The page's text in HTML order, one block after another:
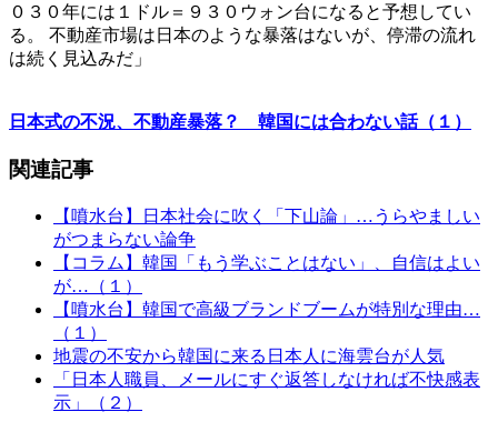
０３０年には１ドル＝９３０ウォン台になると予想してい
る。 不動産市場は日本のような暴落はないが、停滞の流れ
は続く見込みだ」
日本式の不況、不動産暴落？ 韓国には合わない話（１）
関連記事
【噴水台】日本社会に吹く「下山論」…うらやましい
がつまらない論争
【コラム】韓国「もう学ぶことはない」、自信はよい
が…（１）
【噴水台】韓国で高級ブランドブームが特別な理由…
（１）
地震の不安から韓国に来る日本人に海雲台が人気
「日本人職員、メールにすぐ返答しなければ不快感表
示」（２）